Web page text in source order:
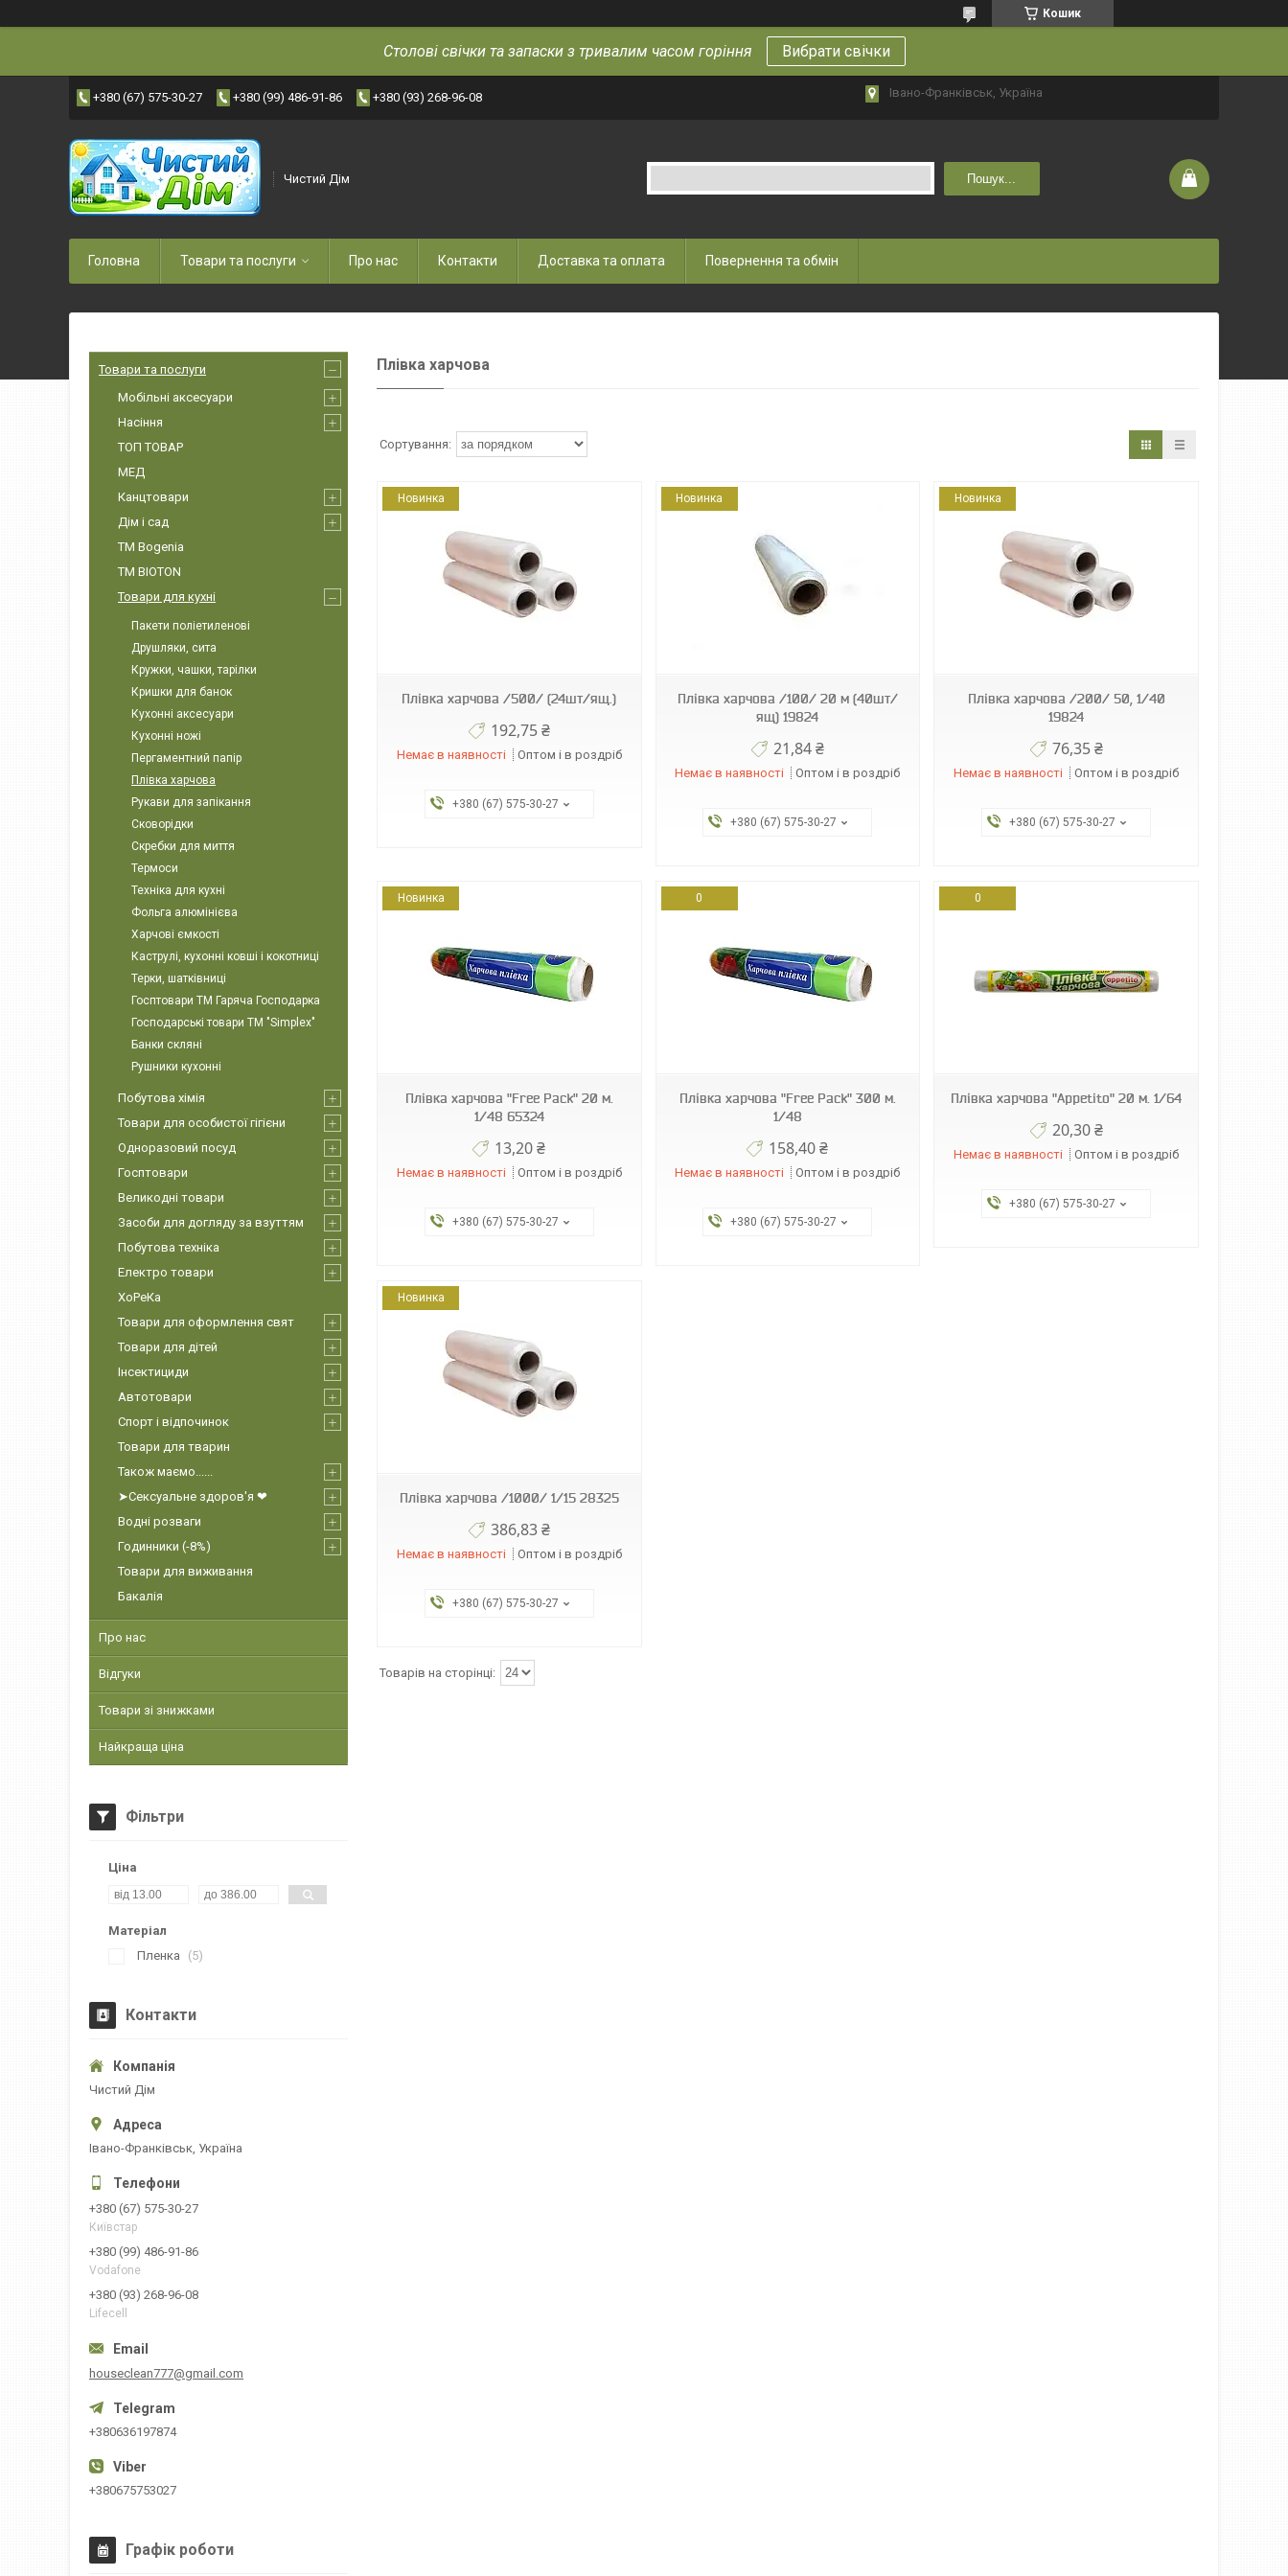
Кошик
Столові свічки та запаски з тривалим часом горіння Вибрати свічки
+380 (67) 575-30-27 +380 (99) 486-91-86 +380 (93) 268-96-08 Івано-Франківськ, Україна
Чистий Дім Пошук...
Головна Товари та послуги Про нас Контакти Доставка та оплата Повернення та обмін
Плівка харчова
Новинка
Плівка харчова /500/ (24шт/ящ.)
192,75 ₴
Немає в наявності Оптом і в роздріб
+380 (67) 575-30-27
Новинка
Плівка харчова /100/ 20 м (40шт/
ящ) 19824
21,84 ₴
Немає в наявності Оптом і в роздріб
+380 (67) 575-30-27
Новинка
Плівка харчова /200/ 50, 1/40
19824
76,35 ₴
Немає в наявності Оптом і в роздріб
+380 (67) 575-30-27
Новинка
Плівка харчова "Free Pack" 20 м.
1/48 65324
13,20 ₴
Немає в наявності Оптом і в роздріб
+380 (67) 575-30-27
0
Плівка харчова "Free Pack" 300 м.
1/48
158,40 ₴
Немає в наявності Оптом і в роздріб
+380 (67) 575-30-27
0
Плівка харчова "Appetito" 20 м. 1/64
20,30 ₴
Немає в наявності Оптом і в роздріб
+380 (67) 575-30-27
Новинка
Плівка харчова /1000/ 1/15 28325
386,83 ₴
Немає в наявності Оптом і в роздріб
+380 (67) 575-30-27
Товари та послуги
Мобільні аксесуари
Насіння
ТОП ТОВАР
МЕД
Канцтовари
Дім і сад
ТМ Bogenia
ТМ BIOTON
Товари для кухні
Пакети поліетиленові
Друшляки, сита
Кружки, чашки, тарілки
Кришки для банок
Кухонні аксесуари
Кухонні ножі
Пергаментний папір
Плівка харчова
Рукави для запікання
Сковорідки
Скребки для миття
Термоси
Техніка для кухні
Фольга алюмінієва
Харчові ємкості
Каструлі, кухонні ковші і кокотниці
Терки, шатківниці
Госптовари ТМ Гаряча Господарка
Господарські товари ТМ "Simplex"
Банки скляні
Рушники кухонні
Побутова хімія
Товари для особистої гігієни
Одноразовий посуд
Госптовари
Великодні товари
Засоби для догляду за взуттям
Побутова техніка
Електро товари
ХоРеКа
Товари для оформлення свят
Товари для дітей
Інсектициди
Автотовари
Спорт і відпочинок
Товари для тварин
Також маємо......
➤Сексуальне здоров'я ❤
Водні розваги
Годинники (-8%)
Товари для виживання
Бакалія
Про нас
Відгуки
Товари зі знижками
Найкраща ціна
Фільтри
Ціна
Матеріал
Пленка
5
Контакти
Чистий Дім
Івано-Франківськ, Україна
+380 (67) 575-30-27
Київстар
+380 (99) 486-91-86
Vodafone
+380 (93) 268-96-08
Lifecell
houseclean777@gmail.com
+380636197874
+380675753027
Графік роботи